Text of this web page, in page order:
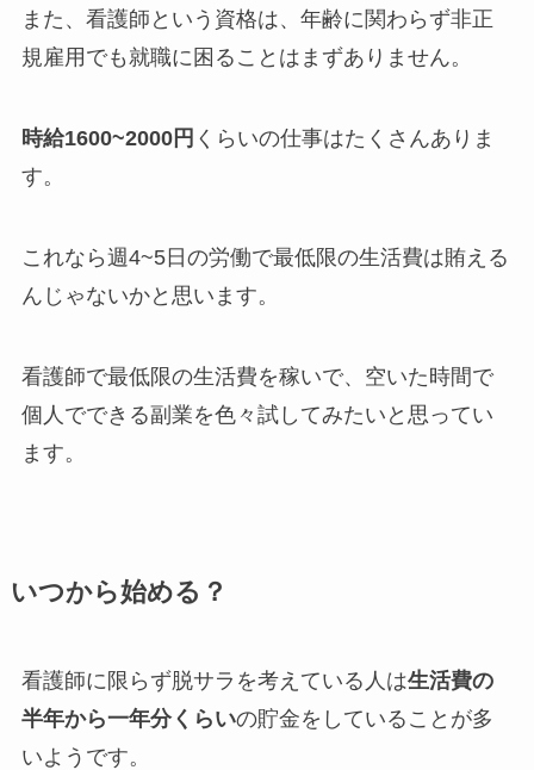
また、看護師という資格は、年齢に関わらず非正
規雇用でも就職に困ることはまずありません。
時給1600~2000円 くらいの仕事はたくさんありま
す。
これなら週4~5日の労働で最低限の生活費は賄える
んじゃないかと思います。
看護師で最低限の生活費を稼いで、空いた時間で
個人でできる副業を色々試してみたいと思ってい
ます。
いつから始める？
看護師に限らず脱サラを考えている人は生活費の
半年から一年分くらいの貯金をしていることが多
いようです。